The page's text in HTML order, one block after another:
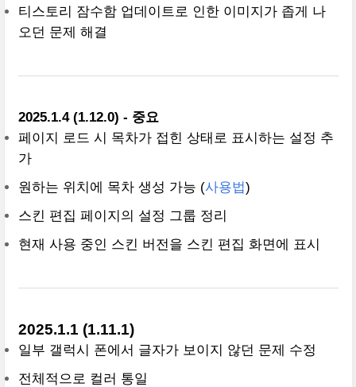
티스토리 잠수함 업데이트로 인한 이미지가 좁게 나
오던 문제 해결
2025.1.4 (1.12.0) - 중요
페이지 로드 시 목차가 접힌 상태로 표시하는 설정 추
가
원하는 위치에 목차 생성 가능 (사용법)
스킨 편집 페이지의 설정 그룹 정리
현재 사용 중인 스킨 버전을 스킨 편집 화면에 표시
2025.1.1 (1.11.1)
일부 갤럭시 폰에서 글자가 보이지 않던 문제 수정
전체적으로 컬러 통일